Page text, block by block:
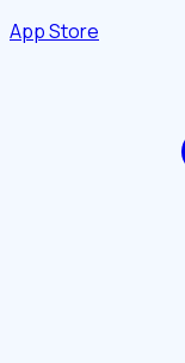
App Store